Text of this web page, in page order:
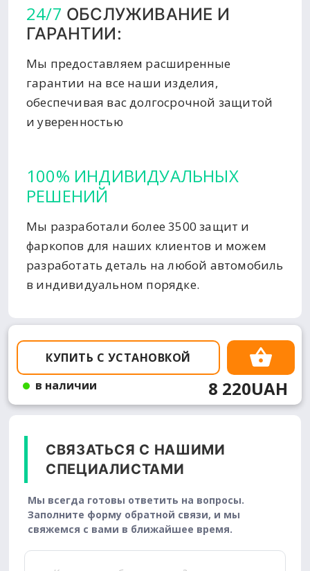
24/7 ОБСЛУЖИВАНИЕ И
ГАРАНТИИ:
Мы предоставляем расширенные
гарантии на все наши изделия,
обеспечивая вас долгосрочной защитой
и уверенностью
100% ИНДИВИДУАЛЬНЫХ
РЕШЕНИЙ
Мы разработали более 3500 защит и
фаркопов для наших клиентов и можем
разработать деталь на любой автомобиль
в индивидуальном порядке.
КУПИТЬ С УСТАНОВКОЙ
в наличии
8 220UAH
СВЯЗАТЬСЯ С НАШИМИ
СПЕЦИАЛИСТАМИ
Мы всегда готовы ответить на вопросы.
Заполните форму обратной связи, и мы
свяжемся с вами в ближайшее время.